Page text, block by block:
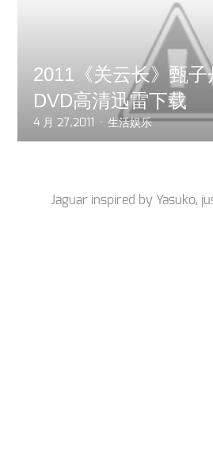
2011《关云长》甄
DVD高清迅雷下载
4 月 27,2011 生活娱乐
Jaguar inspired by Yasuko,